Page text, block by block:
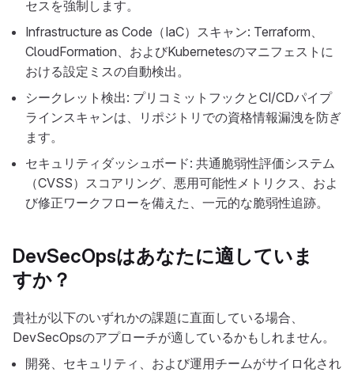
セスを強制します。
Infrastructure as Code（IaC）スキャン: Terraform、
CloudFormation、およびKubernetesのマニフェストに
おける設定ミスの自動検出。
シークレット検出: プリコミットフックとCI/CDパイプ
ラインスキャンは、リポジトリでの資格情報漏洩を防ぎ
ます。
セキュリティダッシュボード: 共通脆弱性評価システム
（CVSS）スコアリング、悪用可能性メトリクス、およ
び修正ワークフローを備えた、一元的な脆弱性追跡。
DevSecOpsはあなたに適していま
すか？
貴社が以下のいずれかの課題に直面している場合、
DevSecOpsのアプローチが適しているかもしれません。
開発、セキュリティ、および運用チームがサイロ化され